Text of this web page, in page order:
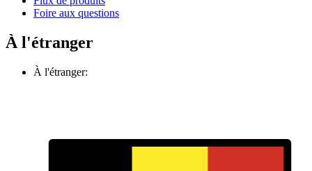
Foire aux questions
À l'étranger
À l'étranger: